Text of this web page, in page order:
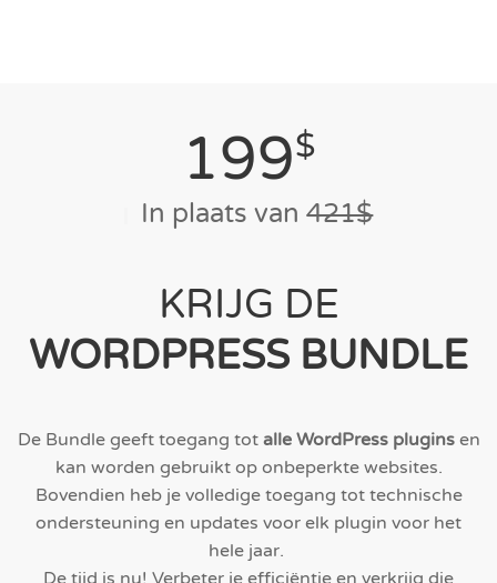
199$
In plaats van421$
KRIJG DE
WORDPRESS BUNDLE
De Bundle geeft toegang totalle WordPress pluginsen
kan worden gebruikt op onbeperkte websites.
Bovendien heb je volledige toegang tot technische
ondersteuning en updates voor elk plugin voor het
hele jaar.